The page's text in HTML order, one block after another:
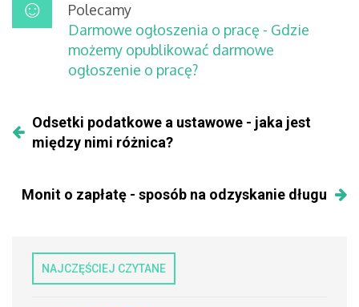
Polecamy
Darmowe ogłoszenia o pracę - Gdzie
możemy opublikować darmowe
ogłoszenie o pracę?
Odsetki podatkowe a ustawowe - jaka jest
między nimi różnica?
Monit o zapłatę - sposób na odzyskanie długu
NAJCZĘŚCIEJ CZYTANE